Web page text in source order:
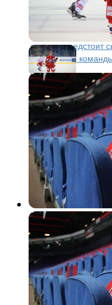
Нападающий
около двух
против «Витязя».
сегодня предстоит
Подольской
КХЛ8 лет назад
Семь шайб
в гостях